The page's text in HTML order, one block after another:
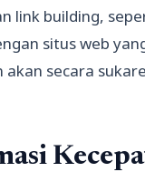
link building,
situs web
akan secara